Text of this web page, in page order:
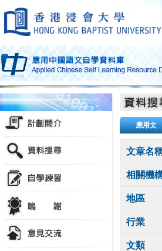
應用文
文章名
相關機
地區
行業
文類